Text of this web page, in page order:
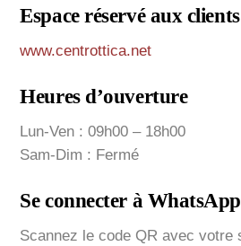
Espace réservé aux clients
www.centrottica.net
Heures d’ouverture
Lun-Ven : 09h00 – 18h00
Sam-Dim : Fermé
Se connecter à WhatsApp
Scannez le code QR avec votre